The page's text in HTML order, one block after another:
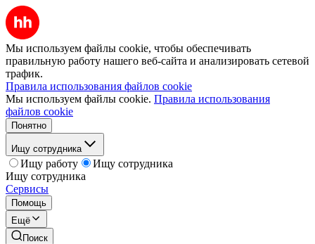
Мы используем файлы cookie, чтобы обеспечивать
правильную работу нашего веб-сайта и анализировать сетевой
трафик.
Правила использования файлов cookie
Мы используем файлы cookie. Правила использования
файлов cookie
Понятно
Ищу сотрудника
Ищу работу
Ищу сотрудника
Ищу сотрудника
Сервисы
Помощь
Ещё
Поиск